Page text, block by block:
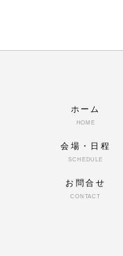
ホーム
HOME
会場・日程
SCHEDULE
お問合せ
CONTACT